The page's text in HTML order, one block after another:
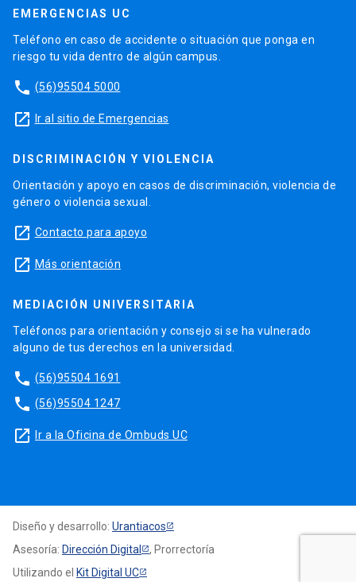
EMERGENCIAS UC
Teléfono en caso de accidente o situación que ponga en
riesgo tu vida dentro de algún campus.
phone (56)95504 5000
launch Ir al sitio de Emergencias
DISCRIMINACIÓN Y VIOLENCIA
Orientación y apoyo en casos de discriminación, violencia de
género o violencia sexual.
launch Contacto para apoyo
launch Más orientación
MEDIACIÓN UNIVERSITARIA
Teléfonos para orientación y consejo si se ha vulnerado
alguno de tus derechos en la universidad.
phone (56)95504 1691
phone (56)95504 1247
launch Ir a la Oficina de Ombuds UC
Diseño y desarrollo: Urantiacos
Asesoría: Dirección Digital
, Prorrectoría
Utilizando el Kit Digital UC